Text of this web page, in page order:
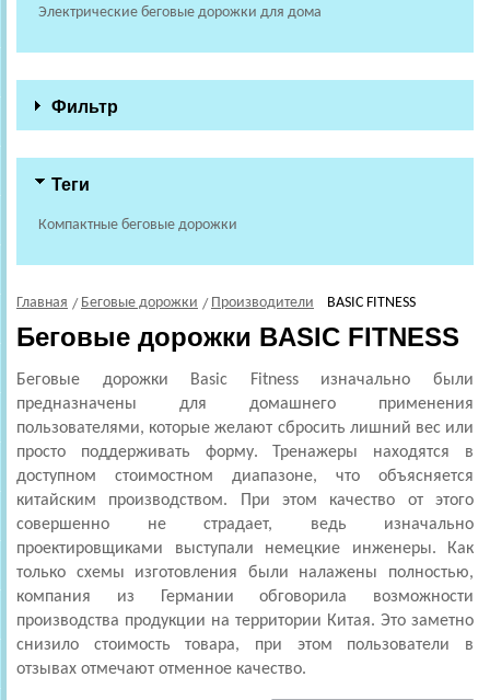
Электрические беговые дорожки для дома
Фильтр
Теги
Компактные беговые дорожки
Главная Беговые дорожки Производители BASIC FITNESS
Беговые дорожки BASIC FITNESS
Беговые дорожки Basic Fitness изначально были
предназначены для домашнего применения
пользователями, которые желают сбросить лишний вес или
просто поддерживать форму. Тренажеры находятся в
доступном стоимостном диапазоне, что объясняется
китайским производством. При этом качество от этого
совершенно не страдает, ведь изначально
проектировщиками выступали немецкие инженеры. Как
только схемы изготовления были налажены полностью,
компания из Германии обговорила возможности
производства продукции на территории Китая. Это заметно
снизило стоимость товара, при этом пользователи в
отзывах отмечают отменное качество.